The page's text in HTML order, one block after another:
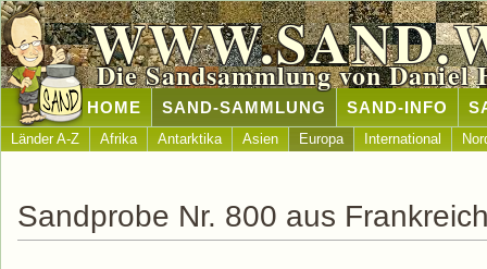
Die Sandsammlung von Daniel
HOME SAND-SAMMLUNG SAND-INFO
Länder A-Z Afrika Antarktika Asien Europa International
Sandprobe Nr. 800 aus